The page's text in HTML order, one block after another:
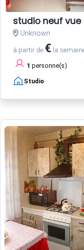
studio neuf
Unknown
à partir de € la
1 personne(s)
Studio